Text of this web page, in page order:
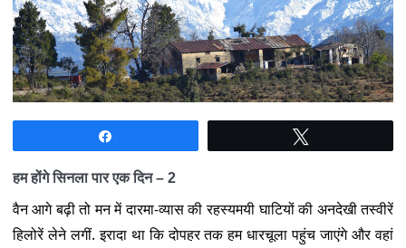
हम होंगे सिनला पार एक दिन – 2
वैन आगे बढ़ी तो मन में दारमा-व्यास की रहस्यमयी घाटियों की अनदेखी तस्वीरें
हिलोरें लेने लगीं. इरादा था कि दोपहर तक हम धारचूला पहुंच जाएंगे और वहां